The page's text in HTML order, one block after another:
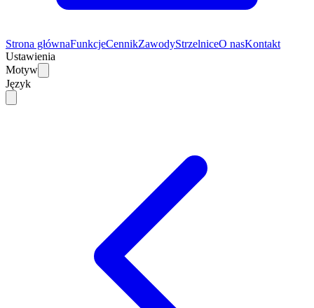
Strona głównaFunkcjeCennikZawodyStrzelniceO nasKontakt
Ustawienia
Motyw
Język